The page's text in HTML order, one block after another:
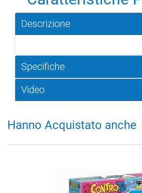
Descrizione
Specifiche
Video
Hanno Acquistato anche